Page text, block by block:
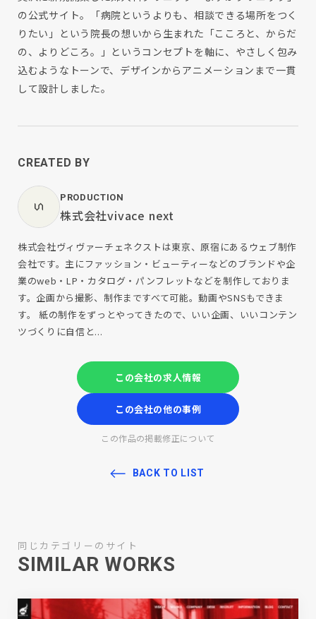
の公式サイト。「病院というよりも、相談できる場所をつく
りたい」という院長の想いから生まれた「こころと、からだ
の、よりどころ。」というコンセプトを軸に、やさしく包み
込むようなトーンで、デザインからアニメーションまで一貫
して設計しました。
CREATED BY
PRODUCTION
株式会社vivace next
株式会社ヴィヴァーチェネクストは東京、原宿にあるウェブ制作
会社です。主にファッション・ビューティーなどのブランドや企
業のweb・LP・カタログ・パンフレットなどを制作しておりま
す。企画から撮影、制作まですべて可能。動画やSNSもできま
す。 紙の制作をずっとやってきたので、いい企画、いいコンテン
ツづくりに自信と...
この会社の求人情報
この会社の他の事例
この作品の掲載修正について
BACK TO LIST
同じカテゴリーのサイト
SIMILAR WORKS